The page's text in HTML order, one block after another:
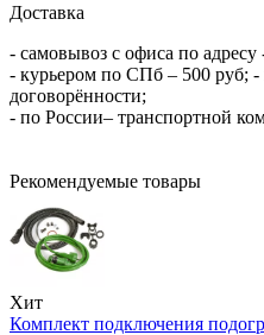
Доставка
- самовывоз с офиса по
- курьером по СПб – 500 руб;
договорённости;
- по России– транспортной
Рекомендуемые товары
Хит
Комплект подключения